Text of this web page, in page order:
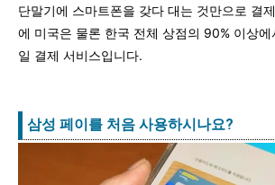
단말기에 스마트폰을 갖다 대는 것만으로 결
에 미국은 물론 한국 전체 상점의 90% 이상
일 결제 서비스입니다.
삼성 페이를 처음 사용하시나요?